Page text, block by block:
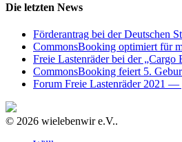
Die letzten News
Förderantrag bei der Deutschen
CommonsBooking optimiert für
Freie Lastenräder bei der
CommonsBooking feiert 5.
Forum Freie Lastenräder 2021 —
© 2026 wielebenwir e.V..